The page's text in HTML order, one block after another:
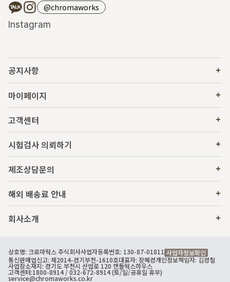
@chromaworks
Instagram
공지사항
마이페이지
고객센터
시험검사 의뢰하기
제조상담문의
해외 배송료 안내
회사소개
상호명: 크로마웍스 주식회사사업자등록번호: 130-87-01811 사업자정보확인
통신판매업신고: 제2014-경기부천-1610호대표자: 장혜경개인정보책임자: 김경철
사업장소재지: 경기도 부천시 산업로 120 캔들웍스하우스
고객센터:1800-8914/ 032-672-8914 (토/일/공휴일 휴무)
service@chromaworks.co.kr